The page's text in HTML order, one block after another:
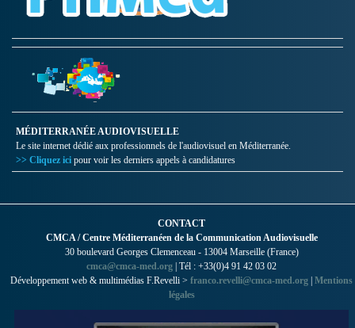
MÉDITERRANÉE AUDIOVISUELLE
Le site internet dédié aux professionnels de l'audiovisuel en Méditerranée.
>> Cliquez ici pour voir les derniers appels à candidatures
CONTACT
CMCA / Centre Méditerranéen de la Communication Audiovisuelle
30 boulevard Georges Clemenceau - 13004 Marseille (France)
cmca@cmca-med.org | Tél : +33(0)4 91 42 03 02
Développement web & multimédias F.Revelli > franco.revelli@cmca-med.org Mentions
légales